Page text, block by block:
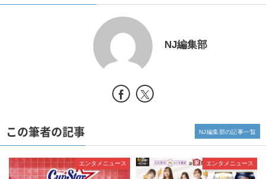
NJ編集部
この筆者の記事
エンタメニュース エンタメニュース
NJ編集部の記事一覧